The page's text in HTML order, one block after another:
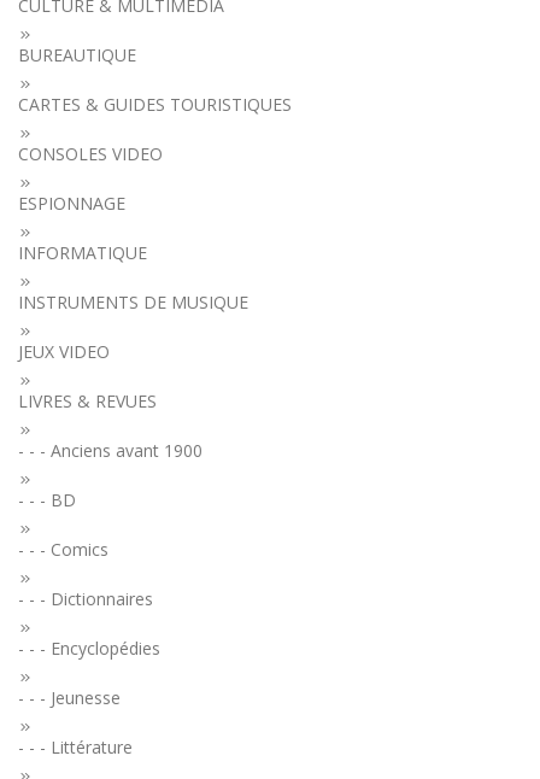
CULTURE & MULTIMEDIA
BUREAUTIQUE
CARTES & GUIDES TOURISTIQUES
CONSOLES VIDEO
ESPIONNAGE
INFORMATIQUE
INSTRUMENTS DE MUSIQUE
JEUX VIDEO
LIVRES & REVUES
- - - Anciens avant 1900
- - - BD
- - - Comics
- - - Dictionnaires
- - - Encyclopédies
- - - Jeunesse
- - - Littérature